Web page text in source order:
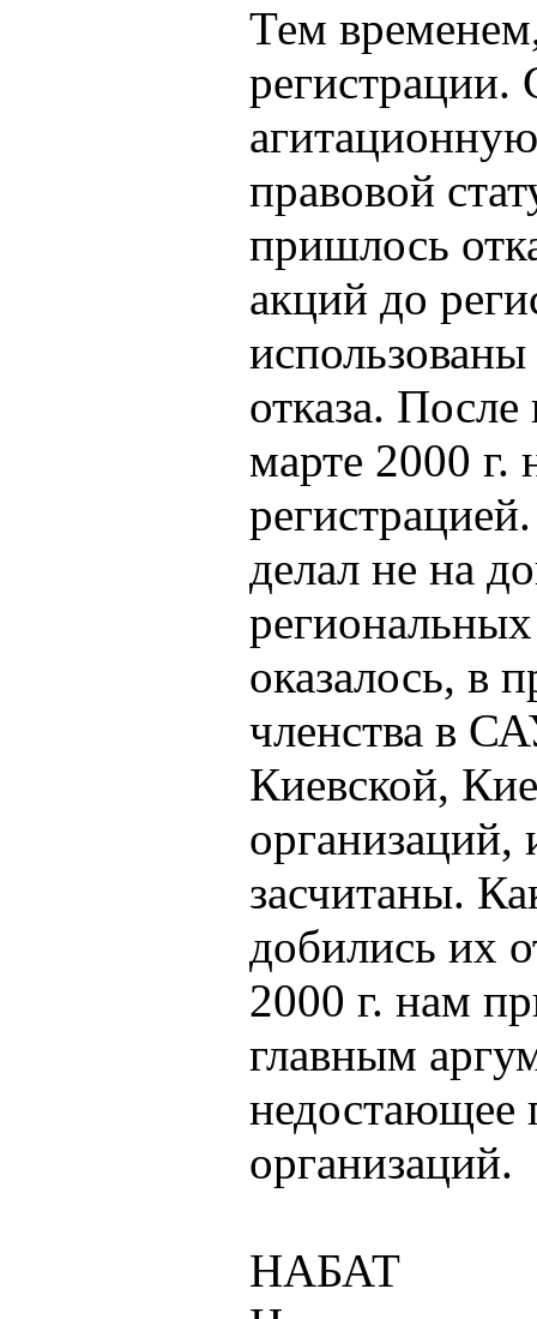
Тем
правовой
пришлось
акций до
отказа. После
марте 2000 г.
делал не на
оказалось, в
членства в
Киевской,
организаций,
засчитаны.
добились их
2000 г. нам
главным
недостающее
организаций.
НАБАТ